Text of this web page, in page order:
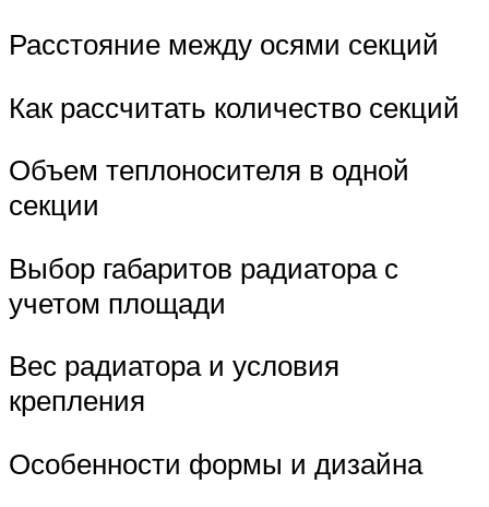
Расстояние между осями секций
Как рассчитать количество секций
Объем теплоносителя в одной
секции
Выбор габаритов радиатора с
учетом площади
Вес радиатора и условия
крепления
Особенности формы и дизайна